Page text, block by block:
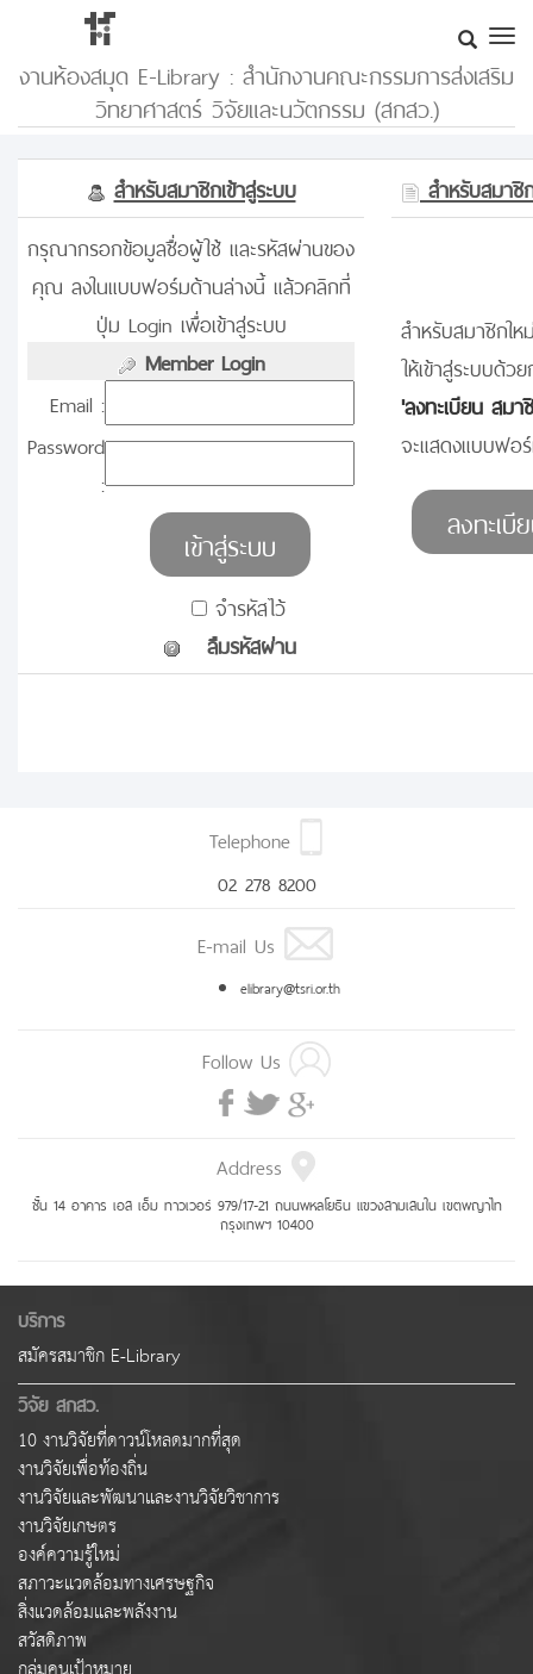
งานห้องสมุด E-Library : สำนักงานคณะกรรมการส่งเสริม
วิทยาศาสตร์ วิจัยและนวัตกรรม (สกสว.)
สำหรับสมาชิกเข้าสู่ระบบ
สำหรับสมาชิ
กรุณากรอกข้อมูลชื่อผู้ใช้ และรหัสผ่านของ
คุณ ลงในแบบฟอร์มด้านล่างนี้ แล้วคลิกที่
ปุ่ม Login เพื่อเข้าสู่ระบบ
Member Login
Email :
Password
:
จำรหัสไว้
ลืมรหัสผ่าน
สำหรับสมาชิกให
ให้เข้าสู่ระบบด้
'ลงทะเบียน สม
จะแสดงแบบฟอ
Telephone
02 278 8200
E-mail Us
elibrary@tsri.or.th
Follow Us
Address
ชั้น 14 อาคาร เอส เอ็ม ทาวเวอร์ 979/17-21 ถนนพหลโยธิน แขวงสามเสนใน เขตพญาไท
กรุงเทพฯ 10400
บริการ
สมัครสมาชิก E-Library
วิจัย สกสว.
10 งานวิจัยที่ดาวน์โหลดมากที่สุด
งานวิจัยเพื่อท้องถิ่น
งานวิจัยและพัฒนาและงานวิจัยวิชาการ
งานวิจัยเกษตร
องค์ความรู้ใหม่
สภาวะแวดล้อมทางเศรษฐกิจ
สิ่งแวดล้อมและพลังงาน
สวัสดิภาพ